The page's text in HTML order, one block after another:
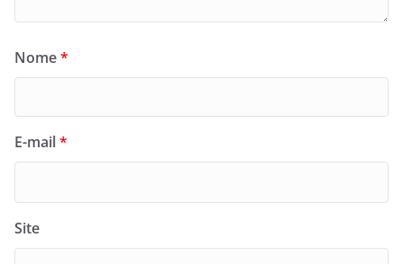
Nome*
E-mail*
Site